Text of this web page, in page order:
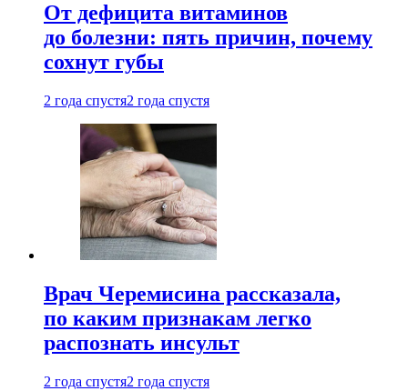
От дефицита витаминов
до болезни: пять причин, почему
сохнут губы
2 года спустя2 года спустя
Врач Черемисина рассказала,
по каким признакам легко
распознать инсульт
2 года спустя2 года спустя